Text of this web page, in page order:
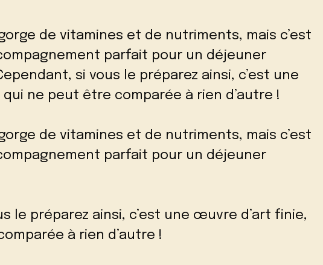
de vitamines et de nutriments, mais c’est
parfait pour un déjeuner
si vous le préparez ainsi, c’est une
ne peut être comparée à rien d’autre !
de vitamines et de nutriments, mais c’est
parfait pour un déjeuner
le préparez ainsi, c’est une œuvre d’art finie,
à rien d’autre !